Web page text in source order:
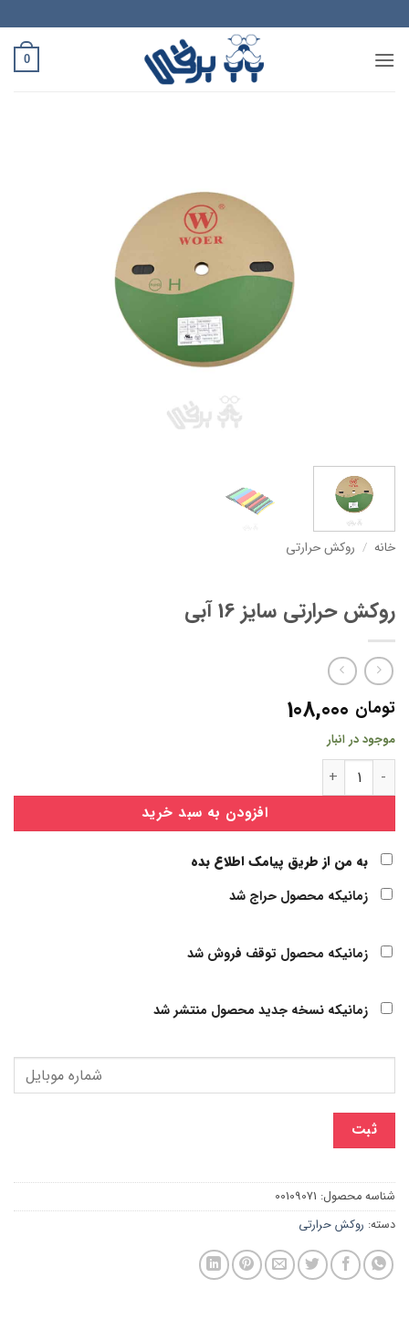
to
content
0
خانه / روکش حرارتی
روکش حرارتی سایز 16 آبی
تومان
موجود در انبار
روکش حرارتی سایز 16 آبی عدد
افزودن به سبد خرید
به من از طریق پیامک اطلاع بده
زمانیکه محصول حراج شد
زمانیکه محصول توقف فروش شد
زمانیکه نسخه جدید محصول منتشر شد
ثبت
شناسه محصول: 00109071
دسته: روکش حرارتی